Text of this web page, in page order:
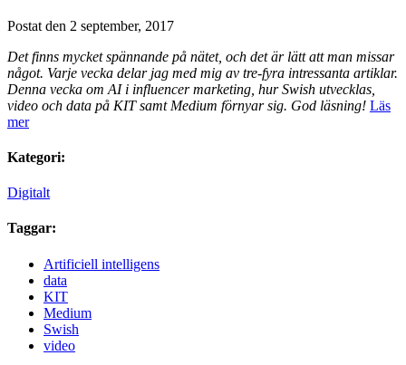
Postat den 2 september, 2017
Det finns mycket spännande på nätet, och det är lätt att man missar
något. Varje vecka delar jag med mig av tre-fyra intressanta artiklar.
Denna vecka om AI i influencer marketing, hur Swish utvecklas,
video och data på KIT samt Medium förnyar sig. God läsning! Läs
mer
Kategori:
Digitalt
Taggar:
Artificiell intelligens
data
KIT
Medium
Swish
video